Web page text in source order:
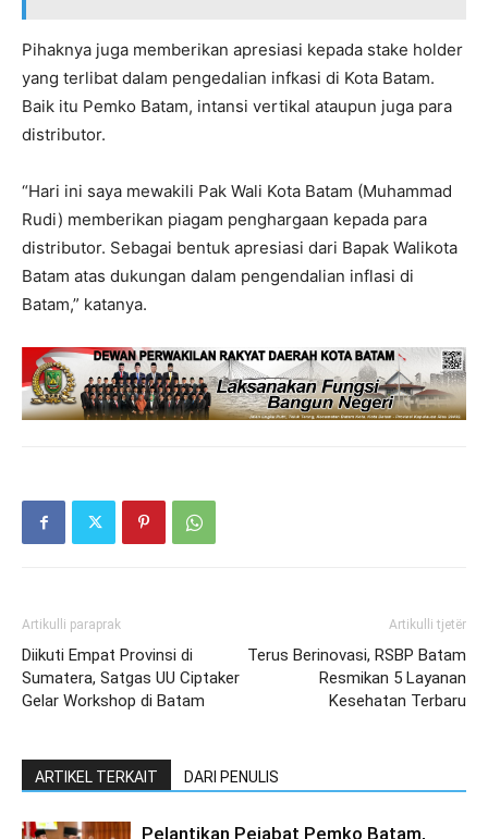
Pihaknya juga memberikan apresiasi kepada stake holder
yang terlibat dalam pengedalian infkasi di Kota Batam.
Baik itu Pemko Batam, intansi vertikal ataupun juga para
distributor.
“Hari ini saya mewakili Pak Wali Kota Batam (Muhammad
Rudi) memberikan piagam penghargaan kepada para
distributor. Sebagai bentuk apresiasi dari Bapak Walikota
Batam atas dukungan dalam pengendalian inflasi di
Batam,” katanya.
Artikulli paraprak
Diikuti Empat Provinsi di
Sumatera, Satgas UU Ciptaker
Gelar Workshop di Batam
Artikulli tjetër
Terus Berinovasi, RSBP Batam
Resmikan 5 Layanan
Kesehatan Terbaru
ARTIKEL TERKAIT DARI PENULIS
Pelantikan Pejabat Pemko Batam,